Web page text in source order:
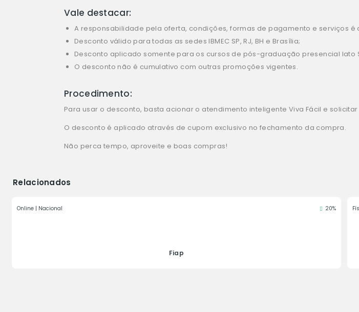
Vale destacar:
A responsabilidade pela oferta, condições, formas de pagamento e serviços é
Desconto válido para todas as sedes IBMEC SP, RJ, BH e Brasília;
Desconto aplicado somente para os cursos de pós-graduação presencial lato
O desconto não é cumulativo com outras promoções vigentes.
Procedimento:
Para usar o desconto, basta acionar o atendimento inteligente Viva Fácil e
O desconto é aplicado através de cupom exclusivo no fechamento da compra.
Não perca tempo, aproveite e boas compras!
Relacionados
Online | Nacional 20%
Fiap